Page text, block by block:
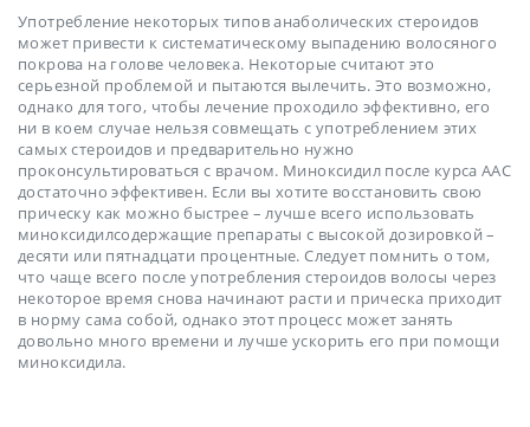
Употребление некоторых типов анаболических стероидов
может привести к систематическому выпадению волосяного
покрова на голове человека. Некоторые считают это
серьезной проблемой и пытаются вылечить. Это возможно,
однако для того, чтобы лечение проходило эффективно, его
ни в коем случае нельзя совмещать с употреблением этих
самых стероидов и предварительно нужно
проконсультироваться с врачом. Миноксидил после курса ААС
достаточно эффективен. Если вы хотите восстановить свою
прическу как можно быстрее – лучше всего использовать
миноксидилсодержащие препараты с высокой дозировкой –
десяти или пятнадцати процентные. Следует помнить о том,
что чаще всего после употребления стероидов волосы через
некоторое время снова начинают расти и прическа приходит
в норму сама собой, однако этот процесс может занять
довольно много времени и лучше ускорить его при помощи
миноксидила.